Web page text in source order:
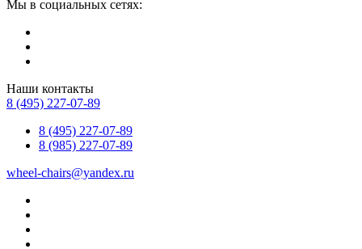
Мы в социальных сетях:
Наши контакты
8 (495) 227-07-89
8 (495) 227-07-89
8 (985) 227-07-89
wheel-chairs@yandex.ru